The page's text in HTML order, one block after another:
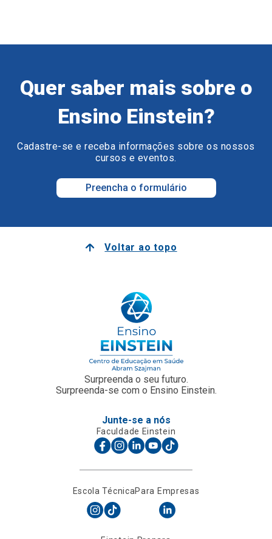
Quer saber mais sobre o
Ensino Einstein?
Cadastre-se e receba informações sobre os nossos
cursos e eventos.
Preencha o formulário
Voltar ao topo
Surpreenda o seu futuro.
Surpreenda-se com o Ensino Einstein.
Junte-se a nós
Faculdade Einstein
Escola TécnicaPara Empresas